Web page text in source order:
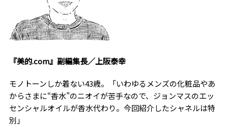
『美的.com』副編集長／上阪泰幸
モノトーンしか着ない43歳。「いわゆるメンズの化粧品やあ
からさまに“香水”のニオイが苦手なので、ジョンマスのエッ
センシャルオイルが香水代わり。今回紹介したシャネルは特
別」